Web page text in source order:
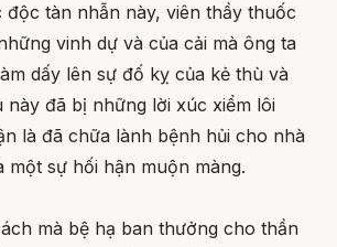
độc tàn nhẫn này, viên thầy thuốc
vinh dự và của cải mà ông ta
dấy lên sự đố kỵ của kẻ thù và
này đã bị những lời xúc xiểm lôi
là đã chữa lành bệnh hủi cho nhà
một sự hối hận muộn màng.
mà bệ hạ ban thưởng cho thần